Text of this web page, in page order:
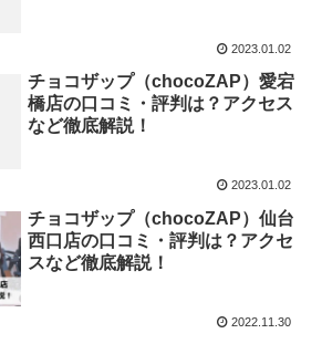
2023.01.02
チョコザップ（chocoZAP）愛宕
橋店の口コミ・評判は？アクセス
など徹底解説！
2023.01.02
チョコザップ（chocoZAP）仙台
西口店の口コミ・評判は？アクセ
スなど徹底解説！
2022.11.30